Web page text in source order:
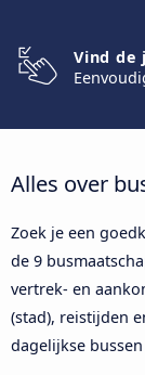
Vind de
Alles over
Zoek je een
de 9
vertrek- en
(stad), reistijden
dagelijkse